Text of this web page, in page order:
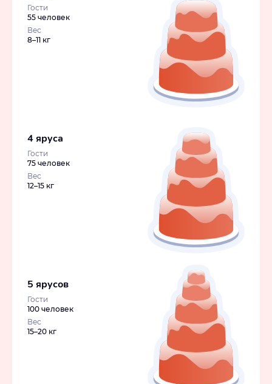
Гости
55 человек
Вес
8–11 кг
4 яруса
Гости
75 человек
Вес
12–15 кг
5 ярусов
Гости
100 человек
Вес
15–20 кг